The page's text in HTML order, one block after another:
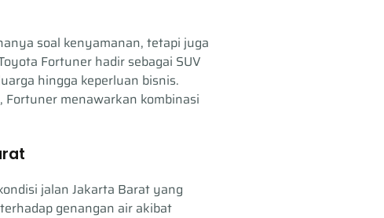
soal kenyamanan, tetapi juga
Fortuner hadir sebagai SUV
hingga keperluan bisnis.
menawarkan kombinasi
jalan Jakarta Barat yang
genangan air akibat